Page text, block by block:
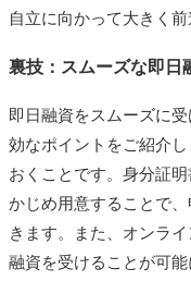
自立に向かって大きく
裏技：スムーズな即日
即日融資をスムーズに
効なポイントをご紹介
おくことです。身分証
かじめ用意することで
きます。また、オンラ
融資を受けることが可